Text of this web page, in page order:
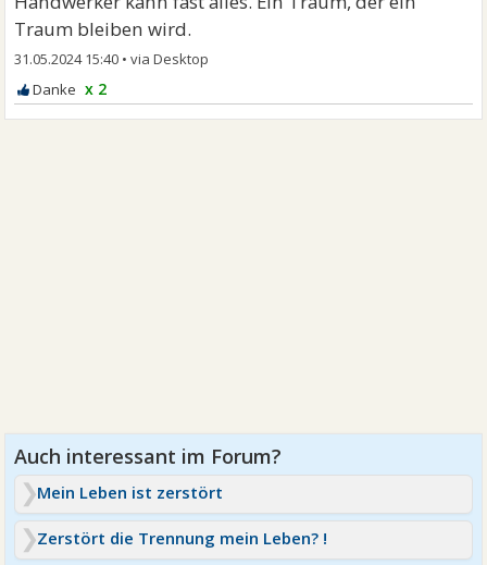
Traum bleiben wird.
31.05.2024 15:40 •
x 2
Mein Leben ist zerstört
Zerstört die Trennung mein Leben? !